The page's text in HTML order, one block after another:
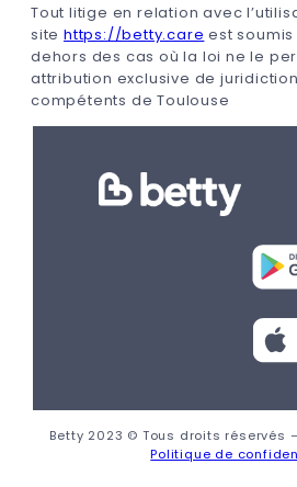
Tout litige en relation avec
site https://betty.care est
dehors des cas où la loi ne le
attribution exclusive de
compétents de Toulouse
Betty 2023 © Tous droits réservés
Politique de